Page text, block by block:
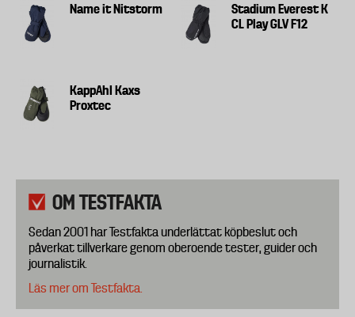
Name it Nitstorm
Stadium Everest K
CL Play GLV F12
KappAhl Kaxs
Proxtec
OM TESTFAKTA
Sedan 2001 har Testfakta underlättat köpbeslut och
påverkat tillverkare genom oberoende tester, guider och
journalistik.
Läs mer om Testfakta.